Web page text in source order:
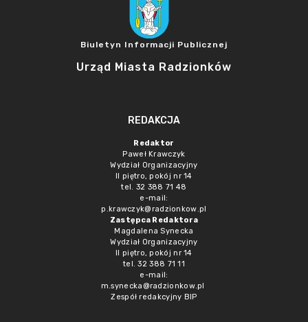
Biuletyn Informacji Publicznej
Urząd Miasta Radzionków
REDAKCJA
Redaktor
Paweł Krawczyk
Wydział Organizacyjny
II piętro, pokój nr 14
tel. 32 388 71 48
e-mail:
p.krawczyk@radzionkow.pl
Zastępca Redaktora
Magdalena Synecka
Wydział Organizacyjny
II piętro, pokój nr 14
tel. 32 388 71 11
e-mail:
m.synecka@radzionkow.pl
Zespół redakcyjny BIP